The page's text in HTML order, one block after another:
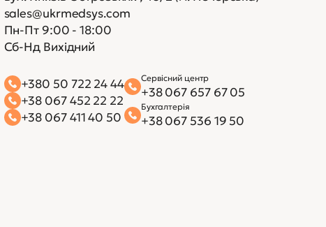
sales@ukrmedsys.com
Пн-Пт 9:00 - 18:00
Сб-Нд Вихідний
+380 50 722 24 44
+38 067 452 22 22
+38 067 411 40 50
Сервісний центр
+38 067 657 67 05
Бухгалтерія
+38 067 536 19 50